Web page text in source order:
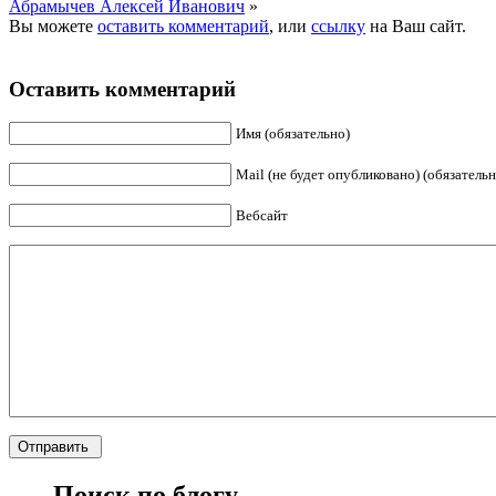
Абрамычев Алексей Иванович »
Вы можете оставить комментарий, или ссылку на Ваш сайт.
Оставить комментарий
Имя (обязательно)
Mail (не будет опубликовано)
Вебсайт